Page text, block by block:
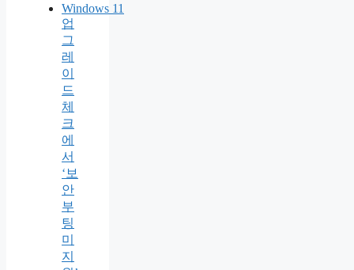
Windows 11
업
그
레
이
드
체
크
에
서
‘보
안
부
팅
미
지